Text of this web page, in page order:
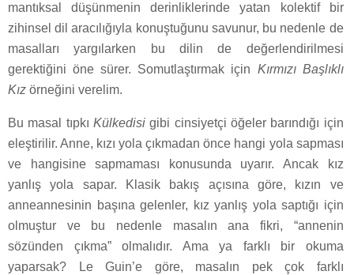
mantıksal düşünmenin derinliklerinde yatan kolektif bir
zihinsel dil aracılığıyla konuştuğunu savunur, bu nedenle de
masalları yargılarken bu dilin de değerlendirilmesi
gerektiğini öne sürer. Somutlaştırmak için Kırmızı Başlıklı
Kız örneğini verelim.
Bu masal tıpkı Külkedisigibi cinsiyetçi öğeler barındığı için
eleştirilir. Anne, kızı yola çıkmadan önce hangi yola sapması
ve hangisine sapmaması konusunda uyarır. Ancak kız
yanlış yola sapar. Klasik bakış açısına göre, kızın ve
anneannesinin başına gelenler, kız yanlış yola saptığı için
olmuştur ve bu nedenle masalın ana fikri, “annenin
sözünden çıkma” olmalıdır. Ama ya farklı bir okuma
yaparsak? Le Guin’e göre, masalın pek çok farklı